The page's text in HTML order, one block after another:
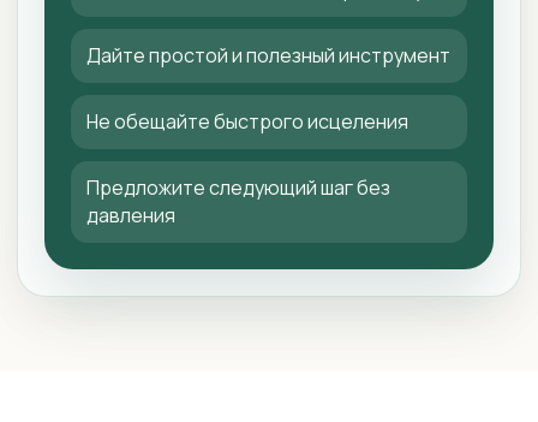
Дайте простой и полезный инструмент
Не обещайте быстрого исцеления
Предложите следующий шаг без
давления